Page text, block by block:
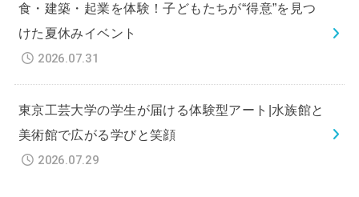
食・建築・起業を体験！子どもたちが“得意”を見つ
けた夏休みイベント
2026.07.31
東京工芸大学の学生が届ける体験型アート|水族館と
美術館で広がる学びと笑顔
2026.07.29